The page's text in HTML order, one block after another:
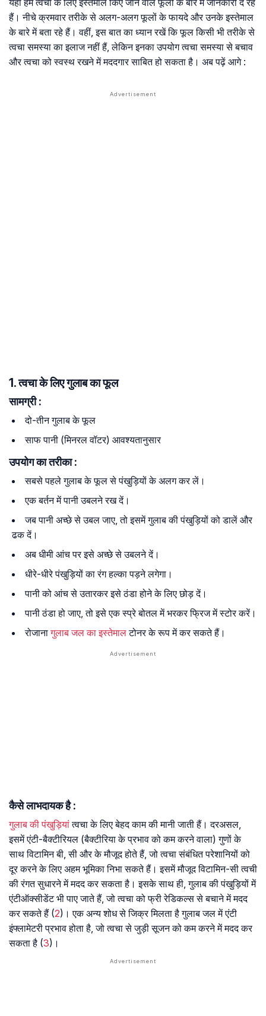
यहां हम त्वचा के लिए इस्तेमाल किए जाने वाले फूलों के बारे में जानकारी दे रहे
हैं। नीचे क्रमवार तरीके से अलग-अलग फूलों के फायदे और उनके इस्तेमाल
के बारे में बता रहे हैं। वहीं, इस बात का ध्यान रखें कि फूल किसी भी तरीके से
त्वचा समस्या का इलाज नहीं हैं, लेकिन इनका उपयोग त्वचा समस्या से बचाव
और त्वचा को स्वस्थ रखने में मददगार साबित हो सकता है। अब पढ़ें आगे :
1. त्वचा के लिए गुलाब का फूल
सामग्री :
दो-तीन गुलाब के फूल
साफ पानी (मिनरल वॉटर) आवश्यतानुसार
उपयोग का तरीका :
सबसे पहले गुलाब के फूल से पंखुड़ियों के अलग कर लें।
एक बर्तन में पानी उबलने रख दें।
जब पानी अच्छे से उबल जाए, तो इसमें गुलाब की पंखुड़ियों को डालें और
ढक दें।
अब धीमी आंच पर इसे अच्छे से उबलने दें।
धीरे-धीरे पंखुड़ियों का रंग हल्का पड़ने लगेगा।
पानी को आंच से उतारकर इसे ठंडा होने के लिए छोड़ दें।
पानी ठंडा हो जाए, तो इसे एक स्प्रे बोतल में भरकर फ्रिज में स्टोर करें।
रोजानागुलाब जल का इस्तेमालटोनर के रूप में कर सकते हैं।
कैसे लाभदायक है :
गुलाब की पंखुड़ियांत्वचा के लिए बेहद काम की मानी जाती हैं। दरअसल,
इसमें एंटी-बैक्टीरियल (बैक्टीरिया के प्रभाव को कम करने वाला) गुणों के
साथ विटामिन बी, सी और के मौजूद होते हैं, जो त्वचा संबंधित परेशानियों को
दूर करने के लिए अहम भूमिका निभा सकते हैं। इसमें मौजूद विटामिन-सी त्वची
की रंगत सुधारने में मदद कर सकता है। इसके साथ ही, गुलाब की पंखुड़ियों में
एंटीऑक्सीडेंट भी पाए जाते हैं, जो त्वचा को फ्री रेडिकल्स से बचाने में मदद
कर सकते हैं (2)। एक अन्य शोध से जिक्र मिलता है गुलाब जल में एंटी
इंफ्लामेटरी प्रभाव होता है, जो त्वचा से जुड़ी सूजन को कम करने में मदद कर
सकता है (3)।